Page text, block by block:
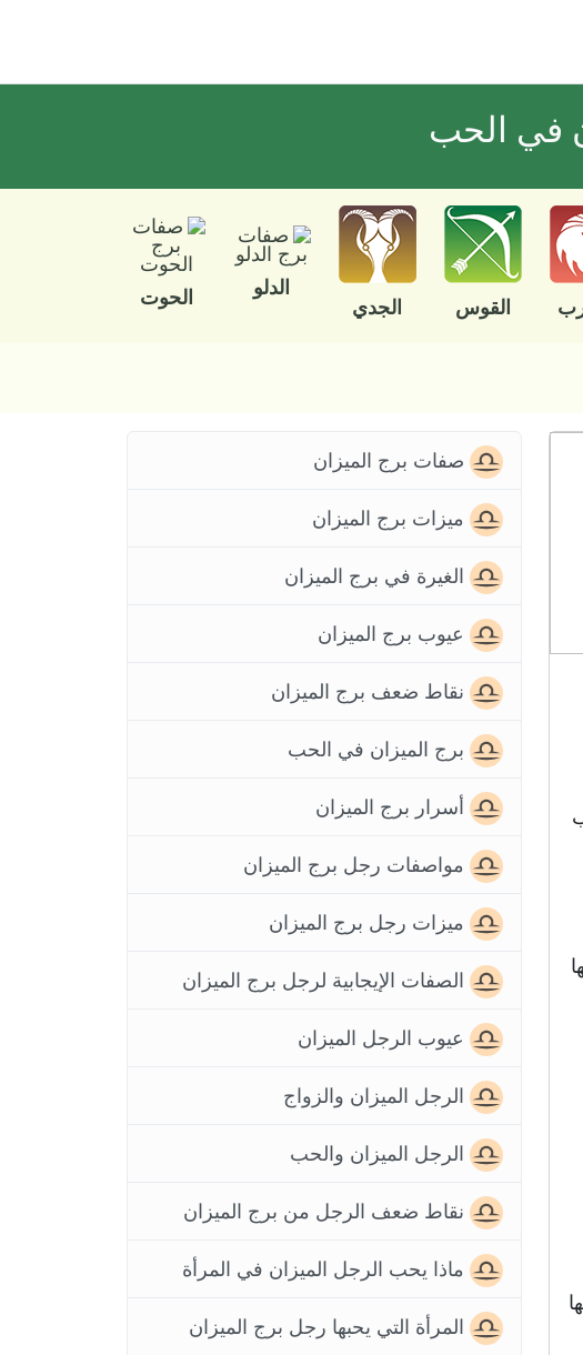
في الحب
القوس الجدي
الدلو الحوت
صفات برج الميزان
ميزات برج الميزان
الغيرة في برج الميزان
عيوب برج الميزان
نقاط ضعف برج الميزان
برج الميزان في الحب
أسرار برج الميزان
مواصفات رجل برج الميزان
ميزات رجل برج الميزان
الصفات الإيجابية لرجل برج الميزان
عيوب الرجل الميزان
الرجل الميزان والزواج
الرجل الميزان والحب
نقاط ضعف الرجل من برج الميزان
ماذا يحب الرجل الميزان في المرأة
المرأة التي يحبها رجل برج الميزان